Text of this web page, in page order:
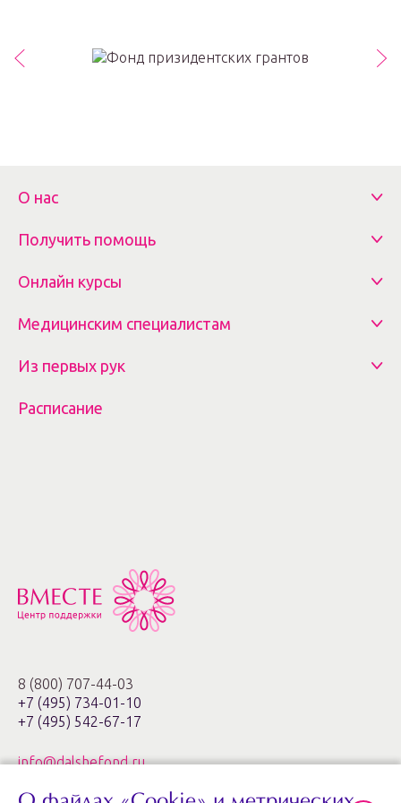
8 (800) 707-44-03
+7 (495) 734-01-10
+7 (495) 542-67-17
info@dalshefond.ru
О нас
Получить помощь
Онлайн курсы
Медицинским специалистам
Из первых рук
Расписание